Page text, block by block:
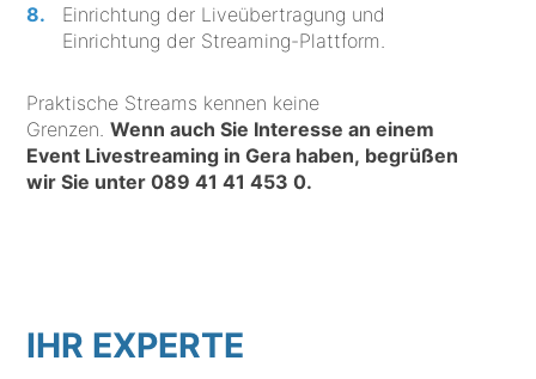
Einrichtung der Liveübertragung und
Einrichtung der Streaming-Plattform.
Praktische Streams kennen keine
Grenzen.Wenn auch Sie Interesse an einem
Event Livestreaming in Gera haben, begrüßen
wir Sie unter089 41 41 453 0.
IHR EXPERTE